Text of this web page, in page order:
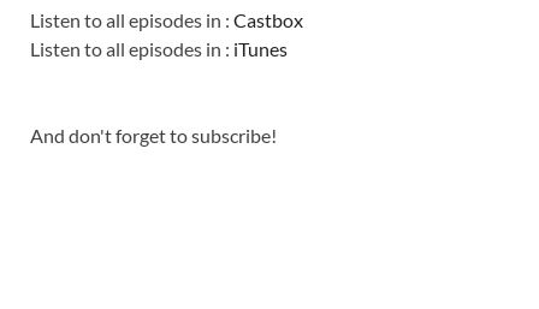
Listen to all episodes in : Castbox
Listen to all episodes in : iTunes
And don't forget to subscribe!